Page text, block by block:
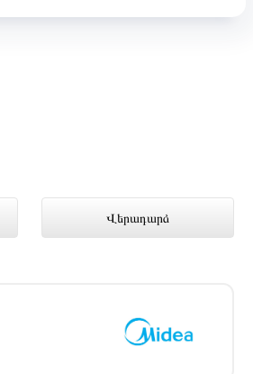
Վերադարձ
գնով 289 000